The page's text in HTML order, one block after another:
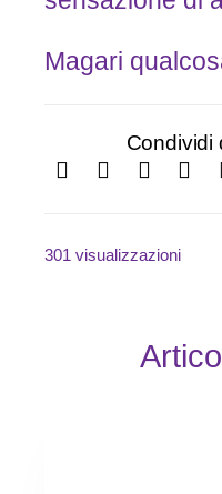
Magari
Condividi
301 visualizzazioni